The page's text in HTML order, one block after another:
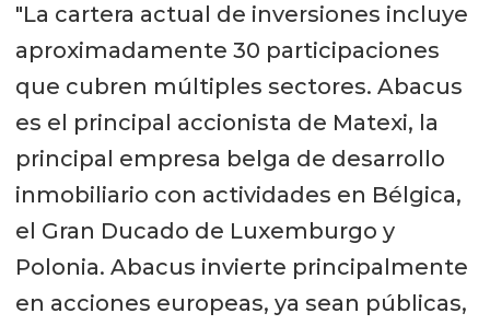
"La cartera actual de inversiones incluye
aproximadamente 30 participaciones
que cubren múltiples sectores. Abacus
es el principal accionista de Matexi, la
principal empresa belga de desarrollo
inmobiliario con actividades en Bélgica,
el Gran Ducado de Luxemburgo y
Polonia. Abacus invierte principalmente
en acciones europeas, ya sean públicas,